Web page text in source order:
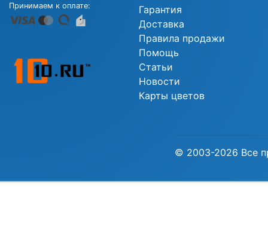
Принимаем к оплате:
Гарантия
Доставка
Правила продажи
Помощь
Статьи
Новости
Карты цветов
© 2003-2026 Все